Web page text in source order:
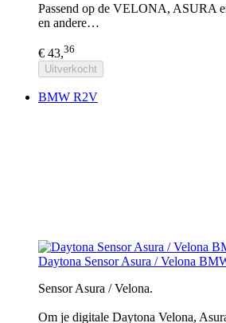
Passend op de VELONA, ASURA
en andere…
€ 43,36
Uitverkocht
BMW R2V
Daytona Sensor Asura / Velona
Sensor Asura / Velona.
Om je digitale Daytona Velona,